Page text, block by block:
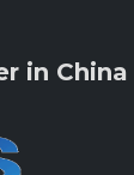
in China